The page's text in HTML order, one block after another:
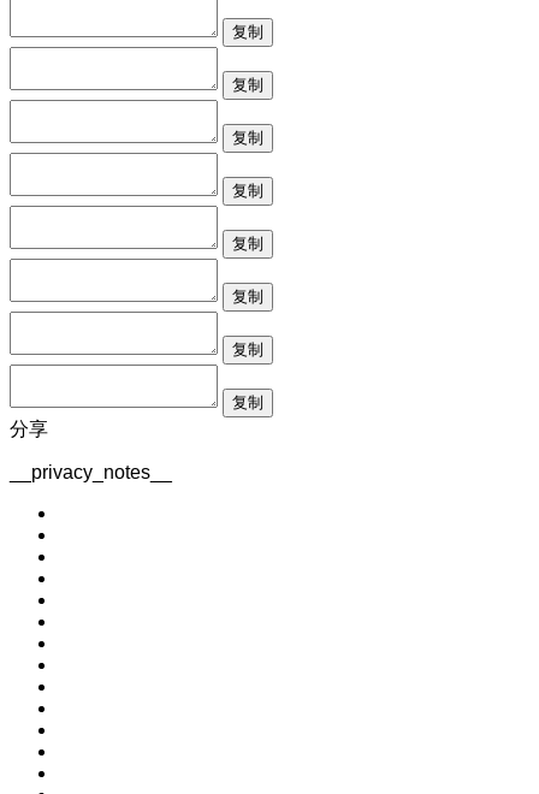
复制
复制
复制
复制
复制
复制
复制
复制
分享
__privacy_notes__